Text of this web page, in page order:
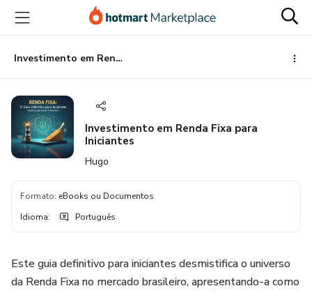
para
conteúdo
principal
para
pagamento
para
rodapé
Investimento em Renda Fixa para Iniciantes
Investimento em Renda Fixa para
Iniciantes
Hugo
Formato: eBooks ou Documentos
Idioma: Português
Este guia definitivo para iniciantes desmistifica o universo
da Renda Fixa no mercado brasileiro, apresentando-a como